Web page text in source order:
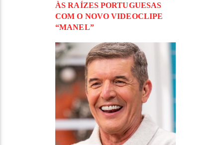
ÀS RAÍZES PORTUGUESAS
COM O NOVO VIDEOCLIPE
“MANEL”